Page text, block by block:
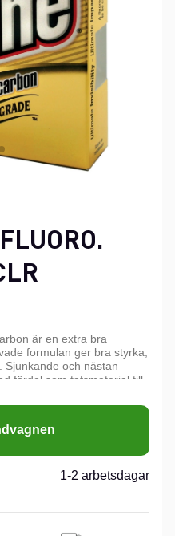
är en extra bra
formulan ger bra styrka,
Sjunkande och nästan
fördel som tafsmaterial till
som huvudlina.
1-2 arbetsdagar